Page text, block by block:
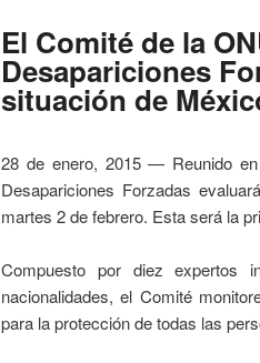
El Comité de la
Desapariciones
situación de
28 de enero, 2015 — Reunido
Desapariciones Forzadas
martes 2 de febrero. Esta será la
Compuesto por diez expertos
nacionalidades, el Comité
para la protección de todas las